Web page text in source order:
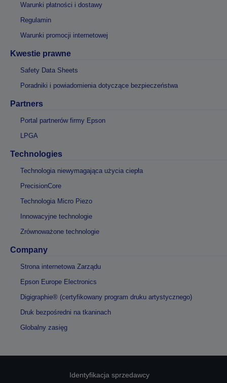
Warunki płatności i dostawy
Regulamin
Warunki promocji internetowej
Kwestie prawne
Safety Data Sheets
Poradniki i powiadomienia dotyczące bezpieczeństwa
Partners
Portal partnerów firmy Epson
LPGA
Technologies
Technologia niewymagająca użycia ciepła
PrecisionCore
Technologia Micro Piezo
Innowacyjne technologie
Zrównoważone technologie
Company
Strona internetowa Zarządu
Epson Europe Electronics
Digigraphie® (certyfikowany program druku artystycznego)
Druk bezpośredni na tkaninach
Globalny zasięg
Identyfikacja sprzedawcy